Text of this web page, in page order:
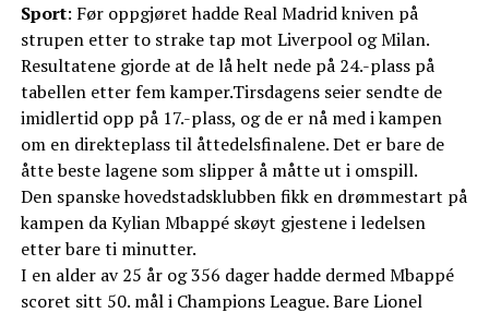
Sport: Før oppgjøret hadde Real Madrid kniven på
strupen etter to strake tap mot Liverpool og Milan.
Resultatene gjorde at de lå helt nede på 24.-plass på
tabellen etter fem kamper.Tirsdagens seier sendte de
imidlertid opp på 17.-plass, og de er nå med i kampen
om en direkteplass til åttedelsfinalene. Det er bare de
åtte beste lagene som slipper å måtte ut i omspill.
Den spanske hovedstadsklubben fikk en drømmestart på
kampen da Kylian Mbappé skøyt gjestene i ledelsen
etter bare ti minutter.
I en alder av 25 år og 356 dager hadde dermed Mbappé
scoret sitt 50. mål i Champions League. Bare Lionel